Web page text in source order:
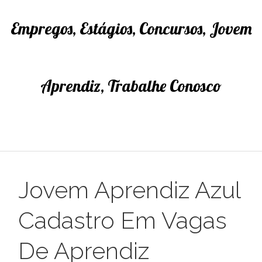
Empregos, Estágios, Concursos, Jovem
Aprendiz, Trabalhe Conosco
Jovem Aprendiz Azul
Cadastro Em Vagas
De Aprendiz